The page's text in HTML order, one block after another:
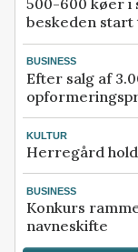
500-600 køer i
beskeden
BUSINESS
Efter salg af
KULTUR
Herregård
BUSINESS
Konkurs
navneskifte